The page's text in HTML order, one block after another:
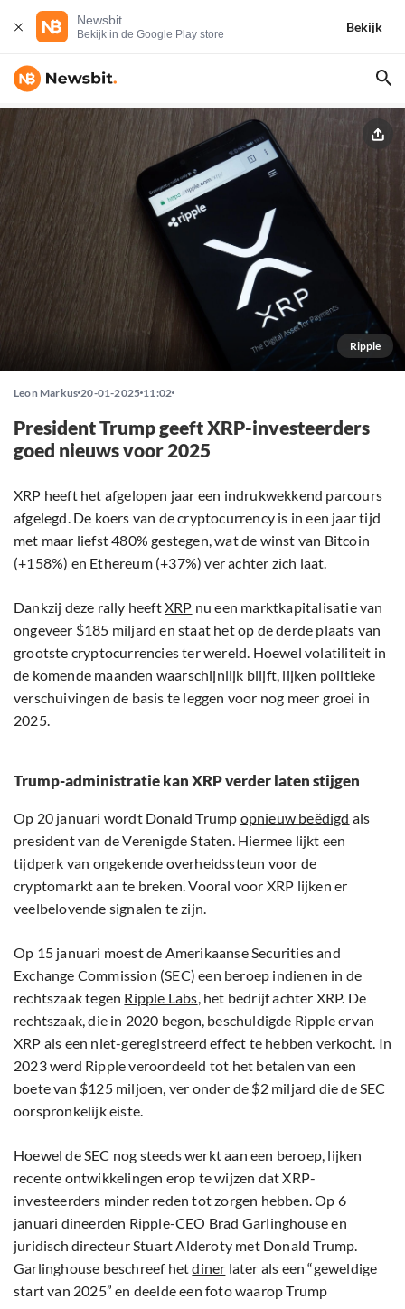
Newsbit
Bekijk in de Google Play store
Bekijk
Ripple
Leon Markus 20-01-2025 11:02
President Trump geeft XRP-investeerders
goed nieuws voor 2025
XRP heeft het afgelopen jaar een indrukwekkend parcours
afgelegd. De koers van de cryptocurrency is in een jaar tijd
met maar liefst 480% gestegen, wat de winst van Bitcoin
(+158%) en Ethereum (+37%) ver achter zich laat.
Dankzij deze rally heeftXRP nu een marktkapitalisatie van
ongeveer $185 miljard en staat het op de derde plaats van
grootste cryptocurrencies ter wereld. Hoewel volatiliteit in
de komende maanden waarschijnlijk blijft, lijken politieke
verschuivingen de basis te leggen voor nog meer groei in
2025.
Trump-administratie kan XRP verder laten stijgen
Op 20 januari wordt Donald Trump opnieuw beëdigd als
president van de Verenigde Staten. Hiermee lijkt een
tijdperk van ongekende overheidssteun voor de
cryptomarkt aan te breken. Vooral voor XRP lijken er
veelbelovende signalen te zijn.
Op 15 januari moest de Amerikaanse Securities and
Exchange Commission (SEC) een beroep indienen in de
rechtszaak tegen Ripple Labs, het bedrijf achter XRP. De
rechtszaak, die in 2020 begon, beschuldigde Ripple ervan
XRP als een niet-geregistreerd effect te hebben verkocht. In
2023 werd Ripple veroordeeld tot het betalen van een
boete van $125 miljoen, ver onder de $2 miljard die de SEC
oorspronkelijk eiste.
Hoewel de SEC nog steeds werkt aan een beroep, lijken
recente ontwikkelingen erop te wijzen dat XRP-
investeerders minder reden tot zorgen hebben. Op 6
januari dineerden Ripple-CEO Brad Garlinghouse en
juridisch directeur Stuart Alderoty met Donald Trump.
Garlinghouse beschreef hetdiner later als een “geweldige
start van 2025” en deelde een foto waarop Trump